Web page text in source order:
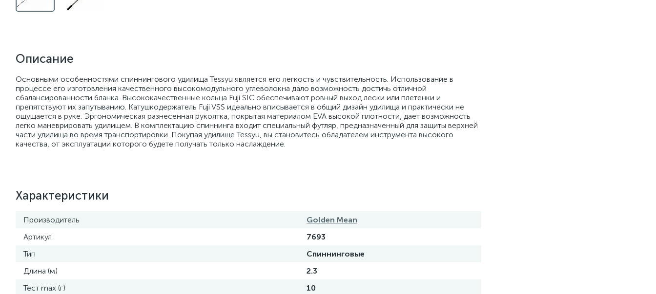
Описание
Основными особенностями спиннингового удилища Tessyu является его легкость и чувствительность. Использование в
процессе его изготовления качественного высокомодульного углеволокна дало возможность достичь отличной
сбалансированности бланка. Высококачественные кольца Fuji SIC обеспечивают ровный выход лески или плетенки и
препятствуют их запутыванию. Катушкодержатель Fuji VSS идеально вписывается в общий дизайн удилища и практически не
ощущается в руке. Эргономическая разнесенная рукоятка, покрытая материалом EVA высокой плотности, дает возможность
легко маневрировать удилищем. В комплектацию спиннинга входит специальный футляр, предназначенный для защиты верхней
части удилища во время транспортировки. Покупая удилище Tessyu, вы становитесь обладателем инструмента высокого
качества, от эксплуатации которого будете получать только наслаждение.
Характеристики
Производитель
Golden Mean
Артикул
7693
Тип
Спиннинговые
Длина (м)
2.3
Тест max (г)
10